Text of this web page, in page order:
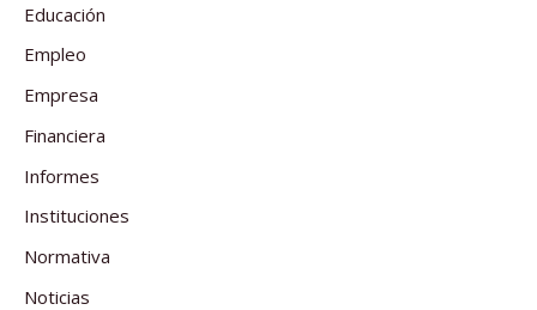
Educación
Empleo
Empresa
Financiera
Informes
Instituciones
Normativa
Noticias